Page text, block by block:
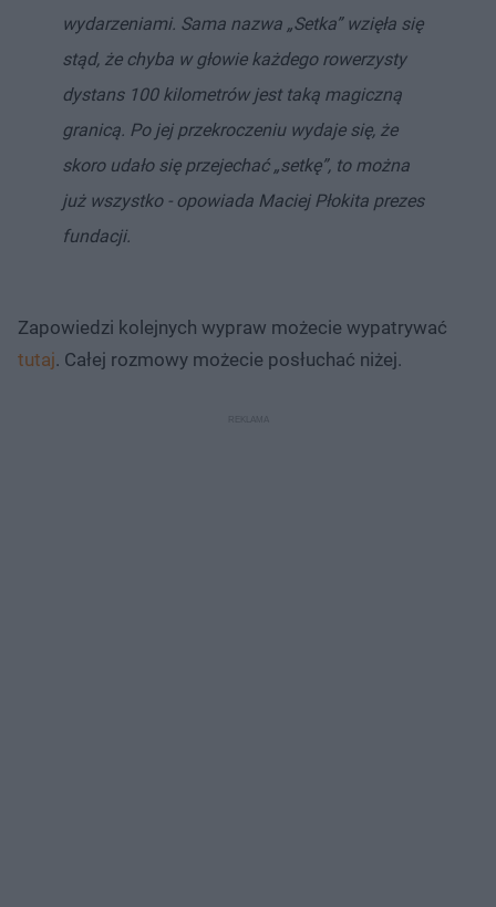
wydarzeniami. Sama nazwa „Setka” wzięła się
stąd, że chyba w głowie każdego rowerzysty
dystans 100 kilometrów jest taką magiczną
granicą. Po jej przekroczeniu wydaje się, że
skoro udało się przejechać „setkę”, to można
już wszystko - opowiada Maciej Płokita prezes
fundacji.
Zapowiedzi kolejnych wypraw możecie wypatrywać
tutaj. Całej rozmowy możecie posłuchać niżej.